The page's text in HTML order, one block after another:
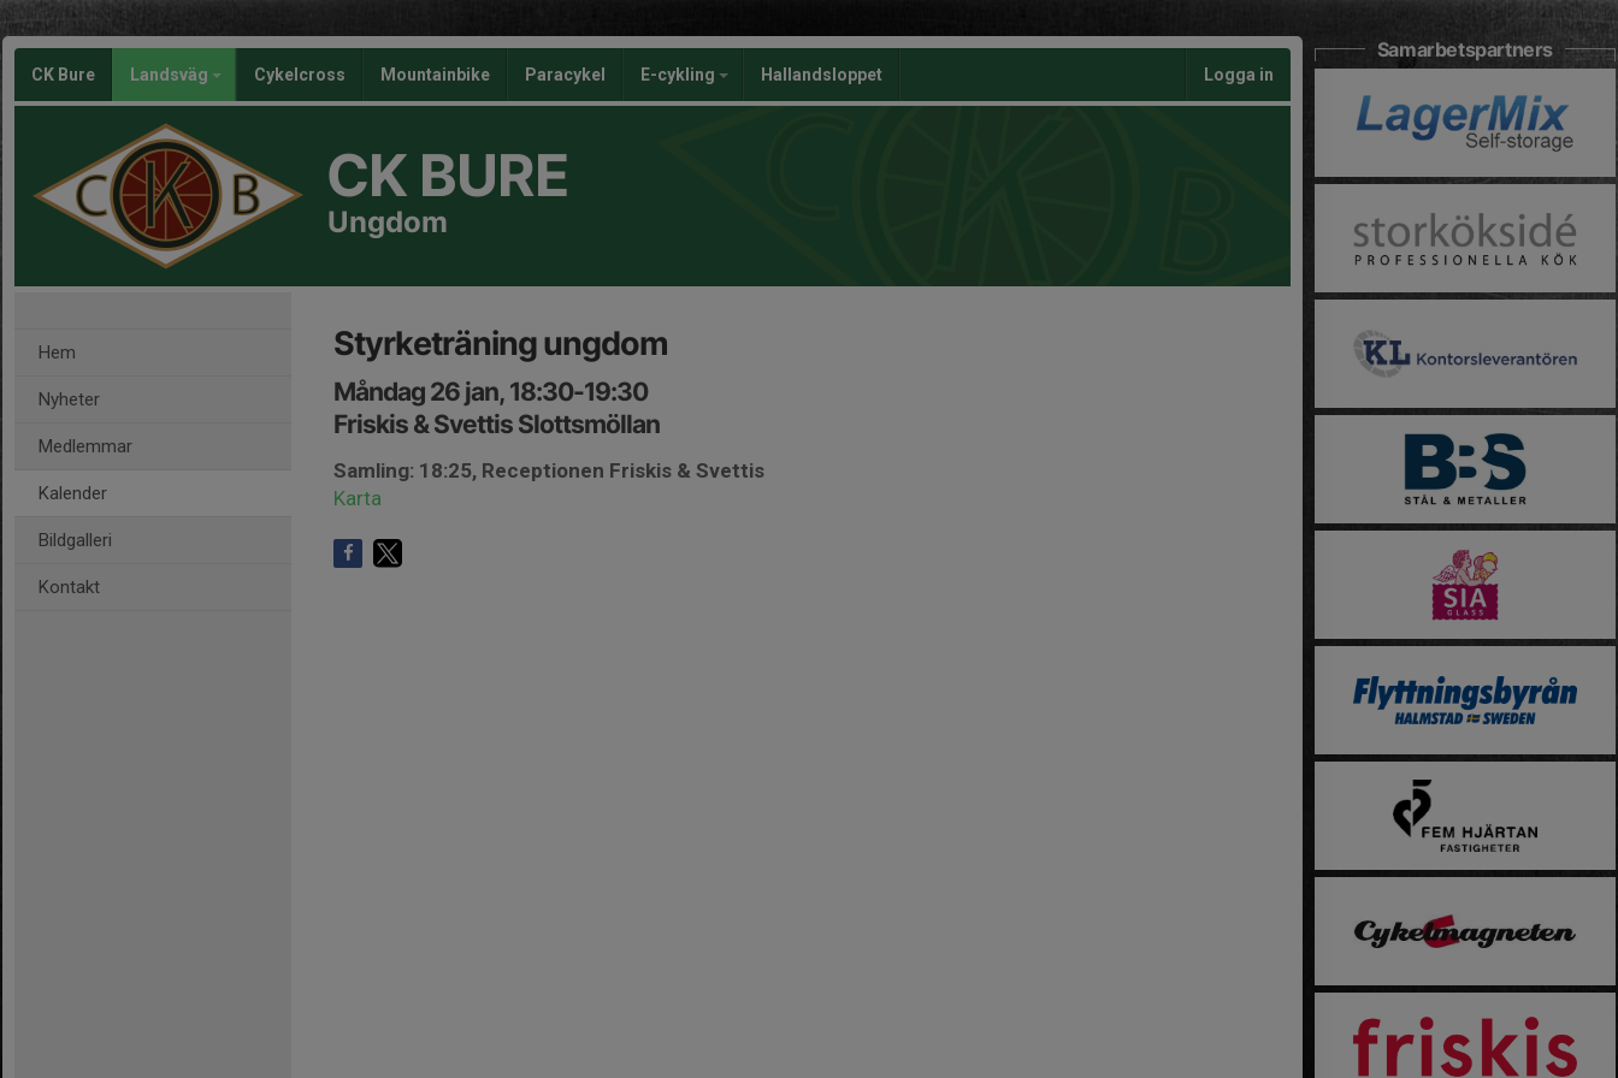
CK Bure Landsväg Cykelcross Mountainbike Paracykel E-cykling Hallandsloppet Logga in
CK BURE
Ungdom
Hem
Nyheter
Medlemmar
Kalender
Bildgalleri
Kontakt
Styrketräning ungdom
Måndag 26 jan, 18:30-19:30
Friskis & Svettis Slottsmöllan
Samling: 18:25, Receptionen Friskis & Svettis
Karta
Samarbetspartners